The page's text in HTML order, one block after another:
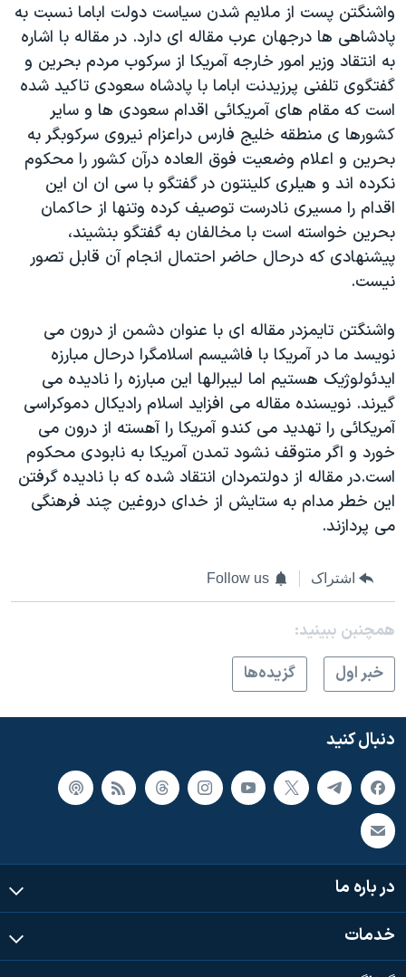
واشنگتن پست از ملایم شدن سیاست دولت اباما نسبت به
پادشاهی ها درجهان عرب مقاله ای دارد. در مقاله با اشاره
به انتقاد وزیر امور خارجه آمریکا از سرکوب مردم بحرین و
گفتگوی تلفنی پرزیدنت اباما با پادشاه سعودی تاکید شده
است که مقام های آمریکائی اقدام سعودی ها و سایر
کشورها ی منطقه خلیج فارس دراعزام نیروی سرکوبگر به
بحرین و اعلام وضعیت فوق العاده درآن کشور را محکوم
نکرده اند و هیلری کلینتون در گفتگو با سی ان ان این
اقدام را مسیری نادرست توصیف کرده وتنها از حاکمان
بحرین خواسته است با مخالفان به گفتگو بنشیند،
پیشنهادی که درحال حاضر احتمال انجام آن قابل تصور
نیست.
واشنگتن تایمزدر مقاله ای با عنوان دشمن از درون می
نویسد ما در آمریکا با فاشیسم اسلامگرا درحال مبارزه
ایدئولوژیک هستیم اما لیبرالها این مبارزه را نادیده می
گیرند. نویسنده مقاله می افزاید اسلام رادیکال دموکراسی
آمریکائی را تهدید می کندو آمریکا را آهسته از درون می
خورد و اگر متوقف نشود تمدن آمریکا به نابودی محکوم
است.در مقاله از دولتمردان انتقاد شده که با نادیده گرفتن
این خطر مدام به ستایش از خدای دروغین چند فرهنگی
می پردازند.
اشتراک Follow us
همچنبن ببینید:
خبر اول
گزيده‌ها
دنبال کنید
در باره ما
خدمات